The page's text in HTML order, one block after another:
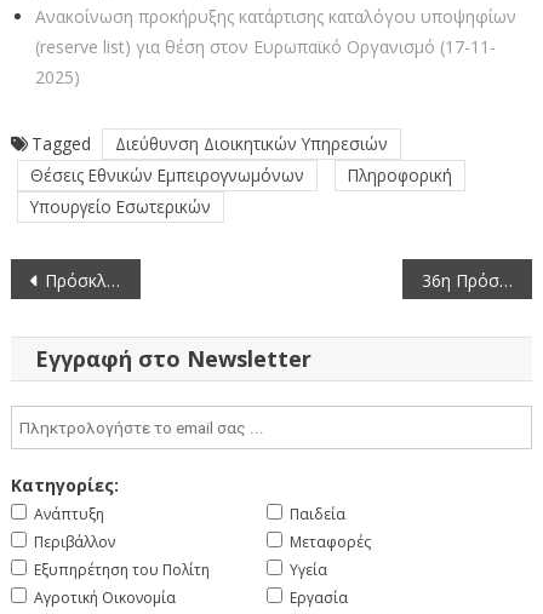
Ανακοίνωση προκήρυξης κατάρτισης καταλόγου υποψηφίων
(reserve list) για θέση στον Ευρωπαϊκό Οργανισμό (17-11-
2025)
Tagged
Διεύθυνση Διοικητικών Υπηρεσιών
Θέσεις Εθνικών Εμπειρογνωμόνων
Πληροφορική
Υπουργείο Εσωτερικών
Πλοήγηση
άρθρων
Πρόσκληση Υποβολής Προσφοράς για Υπηρεσίες για τη Συντήρηση-Επανέλεγχο-Αναγόμωση Πυροσβεστήρων 36η Πρόσκληση σε συνεδρίαση της Περιφερειακής Επιτροπής της Περιφέρειας Δυτικής Μακεδονίας με μεικτό τρόπο (26-8-2024)
Εγγραφή στο Newsletter
Κατηγορίες:
Ανάπτυξη
Περιβάλλον
Εξυπηρέτηση του Πολίτη
Αγροτική Οικονομία
Παιδεία
Μεταφορές
Υγεία
Εργασία